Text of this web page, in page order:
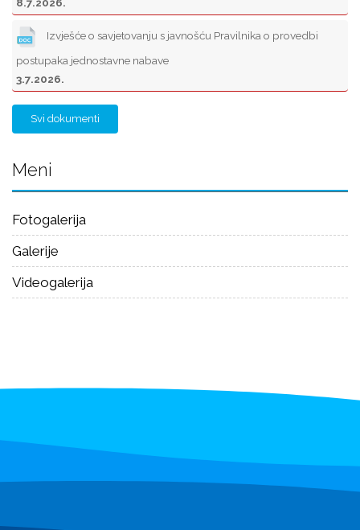
8.7.2026.
Izvješće o savjetovanju s javnošću Pravilnika o provedbi
postupaka jednostavne nabave
3.7.2026.
Svi dokumenti
Meni
Fotogalerija
Galerije
Videogalerija